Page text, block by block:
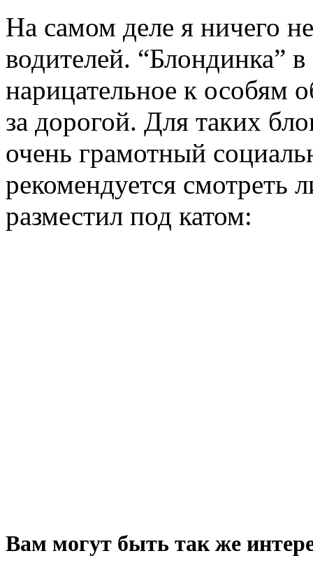
На самом деле я ничего
водителей. “Блондинка” в
нарицательное к особям
за дорогой. Для таких
очень грамотный
рекомендуется смотреть
разместил под катом:
Вам могут быть так же